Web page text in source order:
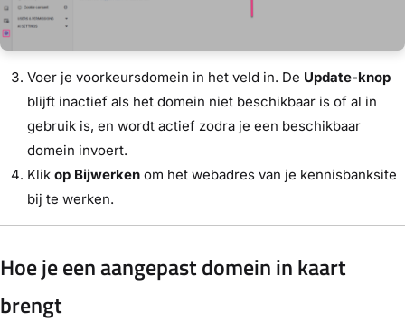
Voer je voorkeursdomein in het veld in. De Update-knop
blijft inactief als het domein niet beschikbaar is of al in
gebruik is, en wordt actief zodra je een beschikbaar
domein invoert.
Klik op Bijwerken om het webadres van je kennisbanksite
bij te werken.
Hoe je een aangepast domein in kaart
brengt